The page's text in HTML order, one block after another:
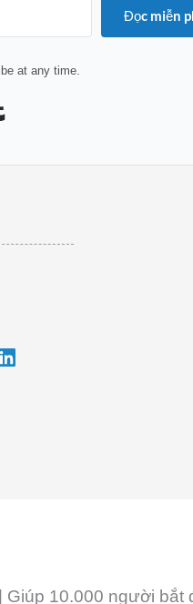
Đọc miễn
at any time.
Built with Kit
10.000 người bắt